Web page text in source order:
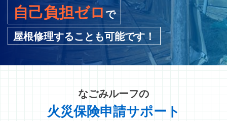
自己負担ゼロで
屋根修理することも可能です！
なごみルーフの
火災保険申請サポート